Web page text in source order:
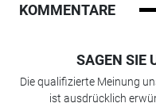
KOMMENTARE
SAGEN SIE
Die qualifizierte Meinung
ist ausdrücklich